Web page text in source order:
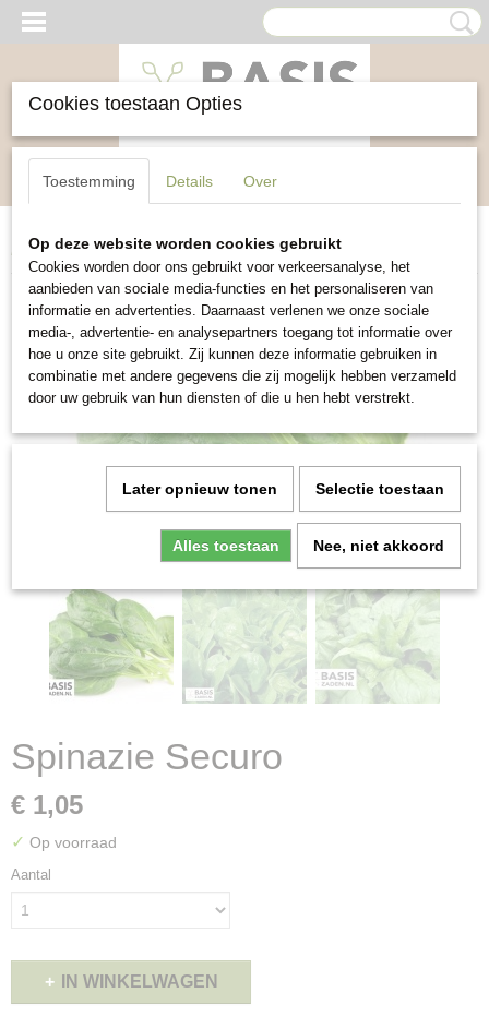
Inloggen Registreren
Home>Groente>Spinazie Securo
Spinazie Securo
€ 1,05
✓ Op voorraad
Aantal
IN WINKELWAGEN
Cookies toestaan Opties
Toestemming Details Over
Op deze website worden cookies gebruikt
Cookies worden door ons gebruikt voor verkeersanalyse, het
aanbieden van sociale media-functies en het personaliseren van
informatie en advertenties. Daarnaast verlenen we onze sociale
media-, advertentie- en analysepartners toegang tot informatie over
hoe u onze site gebruikt. Zij kunnen deze informatie gebruiken in
combinatie met andere gegevens die zij mogelijk hebben verzameld
door uw gebruik van hun diensten of die u hen hebt verstrekt.
Later opnieuw tonen Selectie toestaan
Alles toestaan Nee, niet akkoord